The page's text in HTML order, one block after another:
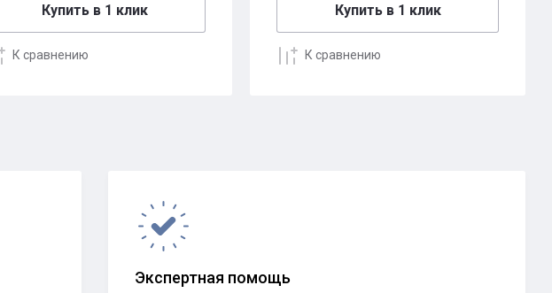
Купить в 1 клик
К сравнению
Купить в 1 клик
К сравнению
Экспертная помощь